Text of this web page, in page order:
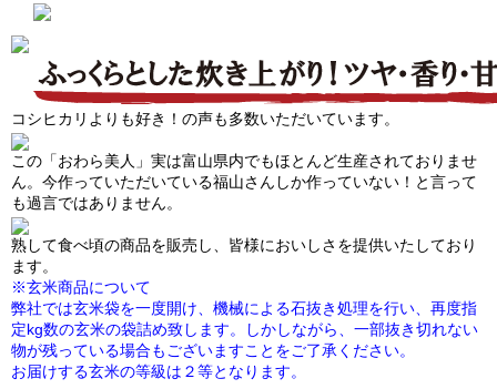
コシヒカリよりも好き！の声も多数いただいています。
この「おわら美人」実は富山県内でもほとんど生産されておりませ
ん。今作っていただいている福山さんしか作っていない！と言って
も過言ではありません。
熟して食べ頃の商品を販売し、皆様においしさを提供いたしており
ます。
※玄米商品について
弊社では玄米袋を一度開け、機械による石抜き処理を行い、再度指
定kg数の玄米の袋詰め致します。しかしながら、一部抜き切れない
物が残っている場合もございますことをご了承ください。
お届けする玄米の等級は２等となります。